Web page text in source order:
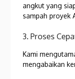
angkut yang
sampah proyek
3. Proses
Kami
mengabaikan